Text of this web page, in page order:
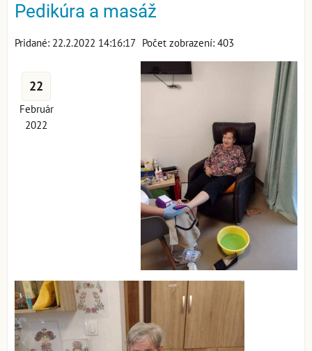
Pedikúra a masáž
Pridané: 22.2.2022 14:16:17 Počet zobrazení: 403
22
Február
2022